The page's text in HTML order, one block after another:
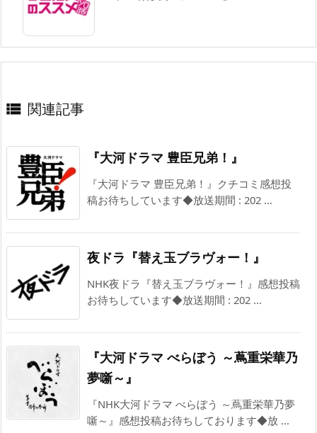
 関連記事
『大河ドラマ 豊臣兄弟！』
『大河ドラマ 豊臣兄弟！』クチコミ感想投
稿お待ちしています◆放送期間 : 202 ...
夜ドラ『替え玉ブラヴォー！』
NHK夜ドラ『替え玉ブラヴォー！』感想投稿
お待ちしています◆放送期間 : 202 ...
『大河ドラマ べらぼう ～蔦重栄華乃
夢噺～』
『NHK大河ドラマ べらぼう ～蔦重栄華乃夢
噺～』感想投稿お待ちしております◆放 ...